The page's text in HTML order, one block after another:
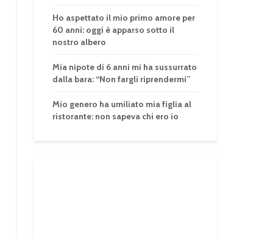
Ho aspettato il mio primo amore per
60 anni: oggi è apparso sotto il
nostro albero
Mia nipote di 6 anni mi ha sussurrato
dalla bara: “Non fargli riprendermi”
Mio genero ha umiliato mia figlia al
ristorante: non sapeva chi ero io